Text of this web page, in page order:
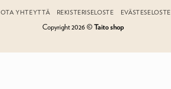
OTA YHTEYTTÄ REKISTERISELOSTE EVÄSTESELOSTE
Copyright 2026 ©Taito shop